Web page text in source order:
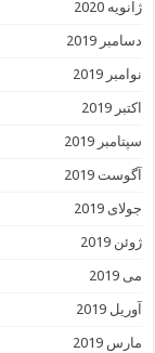
ژانویه 2020
دسامبر 2019
نوامبر 2019
اکتبر 2019
سپتامبر 2019
آگوست 2019
جولای 2019
ژوئن 2019
می 2019
آوریل 2019
مارس 2019